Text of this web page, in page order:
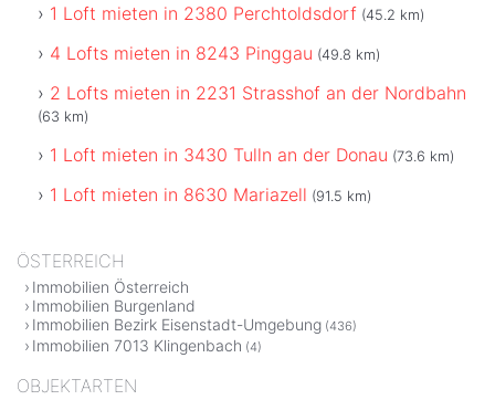
1 Loft mieten in 2380 Perchtoldsdorf (45.2 km)
4 Lofts mieten in 8243 Pinggau (49.8 km)
2 Lofts mieten in 2231 Strasshof an der Nordbahn
(63 km)
1 Loft mieten in 3430 Tulln an der Donau (73.6 km)
1 Loft mieten in 8630 Mariazell (91.5 km)
ÖSTERREICH
Immobilien Österreich
Immobilien Burgenland
Immobilien Bezirk Eisenstadt-Umgebung (436)
Immobilien 7013 Klingenbach (4)
OBJEKTARTEN